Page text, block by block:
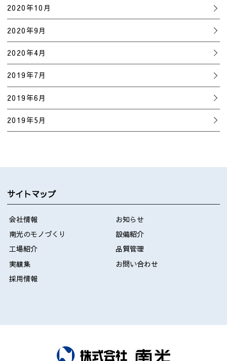
2020年10月
2020年9月
2020年4月
2019年7月
2019年6月
2019年5月
サイトマップ
会社情報
お知らせ
南光のモノづくり
設備紹介
工場紹介
品質管理
実績集
お問い合わせ
採用情報